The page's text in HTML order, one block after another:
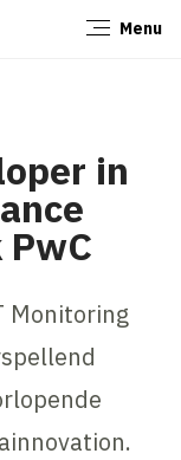
Menu
in
Monitoring
Sluiten